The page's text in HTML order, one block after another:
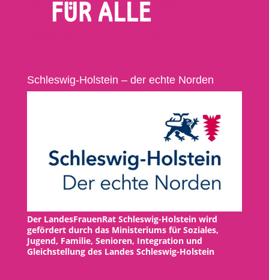
Schleswig-Holstein – der echte Norden
Der LandesFrauenRat Schleswig-Holstein wird
gefördert durch das Ministeriums für Soziales,
Jugend, Familie, Senioren, Integration und
Gleichstellung des Landes Schleswig-Holstein